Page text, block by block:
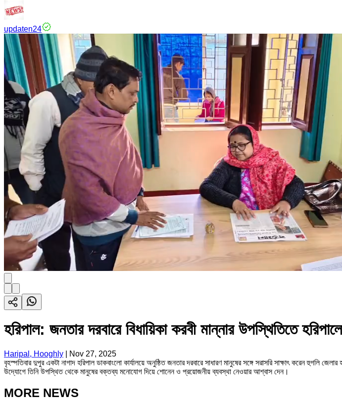
updaten24
হরিপাল: জনতার দরবারে বিধায়িকা করবী মান্নার উপস্থিতিতে
Haripal, Hooghly
Nov 27, 2025
বৃহস্পতিবার দুপুর একটা নাগাদ হরিপাল ডাকবাংলো কার্যালয়ে অনুষ্ঠিত জনতার দরবারে সাধারণ মানুষের সঙ্গে সরাসরি সাক্ষাৎ করেন হুগলি
উদ্যোগে তিনি উপস্থিত থেকে মানুষের বক্তব্য মনোযোগ দিয়ে শোনেন ও প্রয়োজনীয় ব্যবস্থা নেওয়ার আশ্বাস দেন।
MORE NEWS